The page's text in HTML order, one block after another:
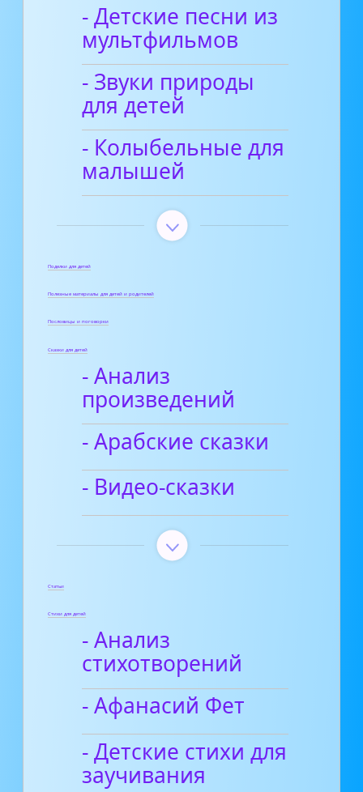
- Детские песни из
мультфильмов
- Звуки природы
для детей
- Колыбельные для
малышей
Поделки для детей
Полезные материалы для детей и родителей
Пословицы и поговорки
Сказки для детей
- Анализ
произведений
- Арабские сказки
- Видео-сказки
Статьи
Стихи для детей
- Анализ
стихотворений
- Афанасий Фет
- Детские стихи для
заучивания